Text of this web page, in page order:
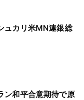
ュカリ米MN連銀総
ン和平合意期待で原